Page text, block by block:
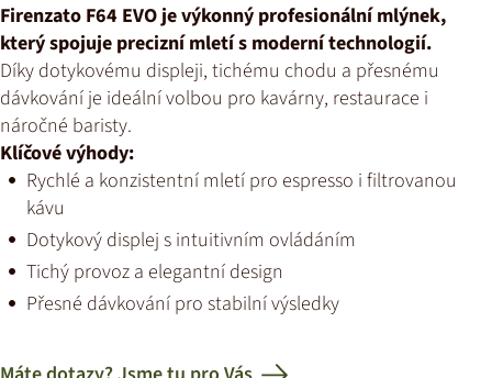
Firenzato F64 EVO je výkonný profesionální mlýnek,
který spojuje precizní mletí s moderní technologií.
Díky dotykovému displeji, tichému chodu a přesnému
dávkování je ideální volbou pro kavárny, restaurace i
náročné baristy.
Klíčové výhody:
Rychlé a konzistentní mletí pro espresso i filtrovanou
kávu
Dotykový displej s intuitivním ovládáním
Tichý provoz a elegantní design
Přesné dávkování pro stabilní výsledky